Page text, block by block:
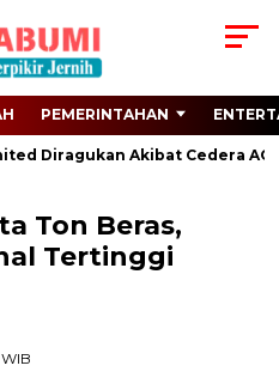
PEMERINTAHAN
Diragukan Akibat Cedera ACL
Ton Beras,
Tertinggi